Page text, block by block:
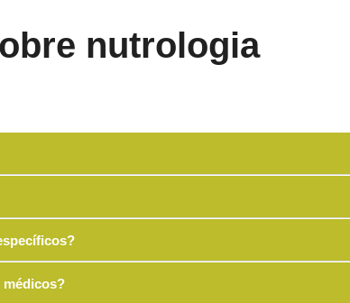
nutrologia